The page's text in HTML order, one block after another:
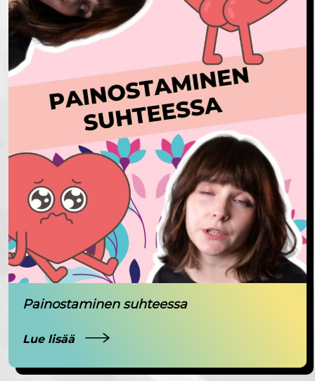
Painostaminen suhteessa
Lue lisää